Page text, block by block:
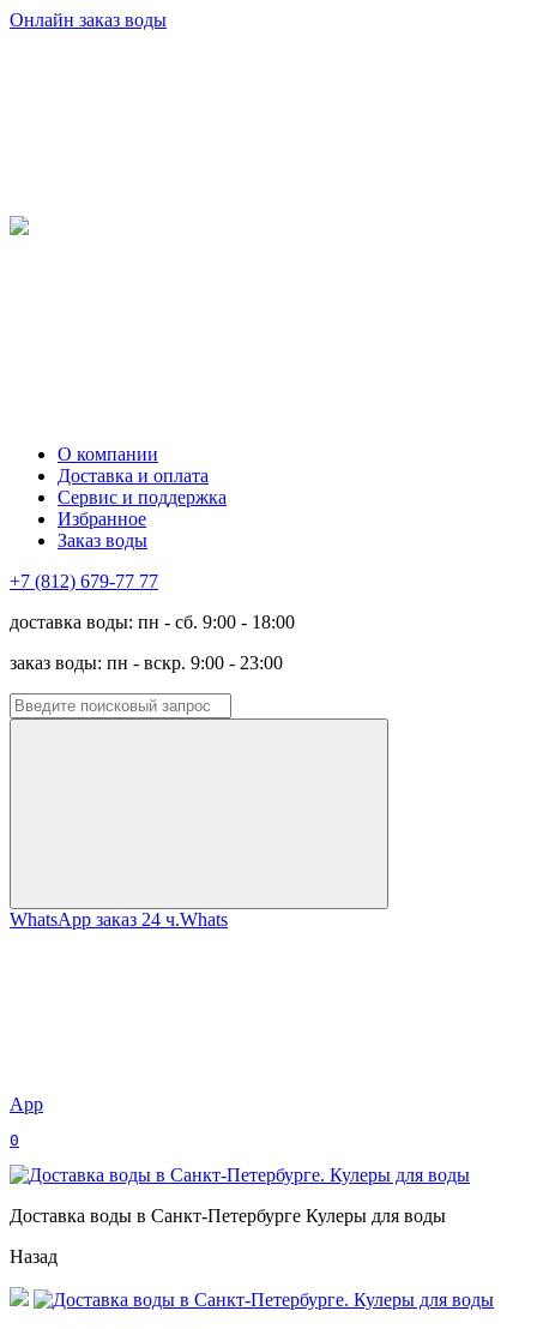
Онлайн заказ воды
О компании
Доставка и оплата
Сервис и поддержка
Избранное
Заказ воды
+7 (812) 679-77 77
доставка воды: пн - сб. 9:00 - 18:00
заказ воды: пн - вскр. 9:00 - 23:00
WhatsApp заказ 24 ч.Whats
App
0
Доставка воды в Санкт-Петербурге Кулеры для воды
Назад